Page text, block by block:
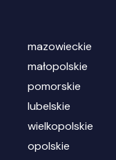
mazowieckie
małopolskie
pomorskie
lubelskie
wielkopolskie
opolskie